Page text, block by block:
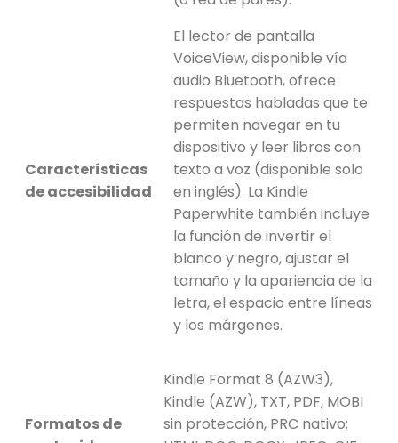
Características
de accesibilidad
El lector de pantalla
VoiceView, disponible vía
audio Bluetooth, ofrece
respuestas habladas que te
permiten navegar en tu
dispositivo y leer libros con
texto a voz (disponible solo
en inglés). La Kindle
Paperwhite también incluye
la función de invertir el
blanco y negro, ajustar el
tamaño y la apariencia de la
letra, el espacio entre líneas
y los márgenes.
Formatos de
Kindle Format 8 (AZW3),
Kindle (AZW), TXT, PDF, MOBI
sin protección, PRC nativo;